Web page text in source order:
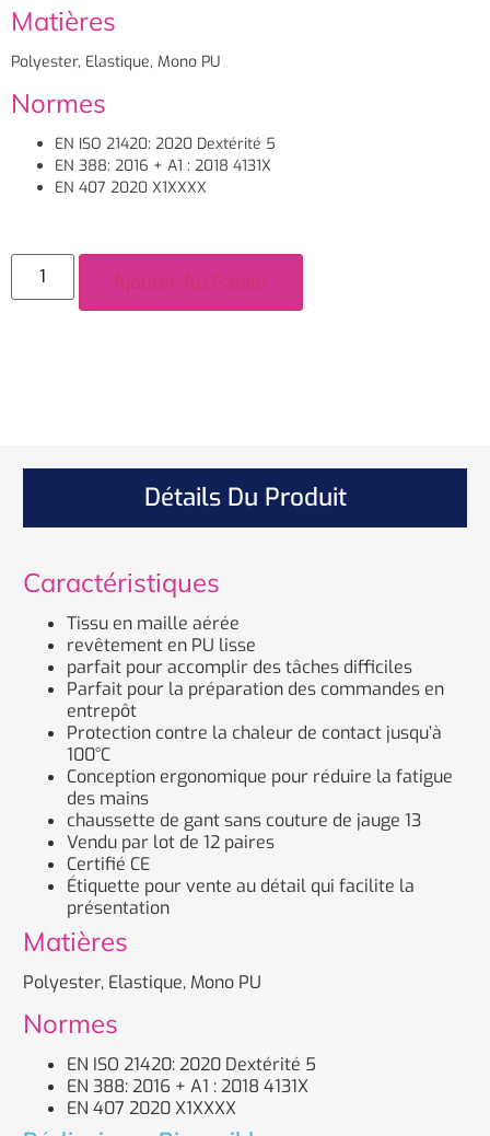
Matières
Polyester, Elastique, Mono PU
Normes
EN ISO 21420: 2020 Dextérité 5
EN 388: 2016 + A1 : 2018 4131X
EN 407 2020 X1XXXX
Ajouter Au Panier
Détails Du Produit
Caractéristiques
Tissu en maille aérée
revêtement en PU lisse
parfait pour accomplir des tâches difficiles
Parfait pour la préparation des commandes en
entrepôt
Protection contre la chaleur de contact jusqu’à
100°C
Conception ergonomique pour réduire la fatigue
des mains
chaussette de gant sans couture de jauge 13
Vendu par lot de 12 paires
Certifié CE
Étiquette pour vente au détail qui facilite la
présentation
Matières
Polyester, Elastique, Mono PU
Normes
EN ISO 21420: 2020 Dextérité 5
EN 388: 2016 + A1 : 2018 4131X
EN 407 2020 X1XXXX